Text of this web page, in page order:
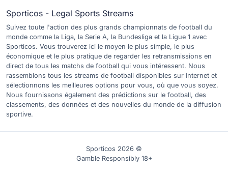
Sporticos - Legal Sports Streams
Suivez toute l'action des plus grands championnats de football du
monde comme la Liga, la Serie A, la Bundesliga et la Ligue 1 avec
Sporticos. Vous trouverez ici le moyen le plus simple, le plus
économique et le plus pratique de regarder les retransmissions en
direct de tous les matchs de football qui vous intéressent. Nous
rassemblons tous les streams de football disponibles sur Internet et
sélectionnons les meilleures options pour vous, où que vous soyez.
Nous fournissons également des prédictions sur le football, des
classements, des données et des nouvelles du monde de la diffusion
sportive.
Sporticos 2026 ©
Gamble Responsibly 18+